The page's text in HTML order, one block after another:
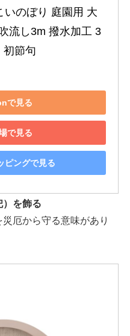
いのぼり 庭園用 大
流し3m 撥水加工 3
初節句
で見る
で見る
ピングで見る
）を飾る
厄から守る意味があり